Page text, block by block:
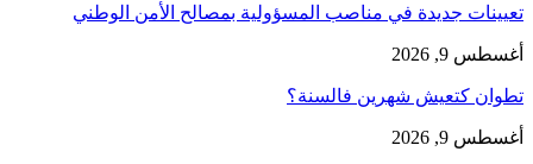
تعيينات جديدة في مناصب المسؤولية بمصالح الأمن الوطني
أغسطس 9, 2026
تطوان كتعيش شهرين فالسنة؟
أغسطس 9, 2026